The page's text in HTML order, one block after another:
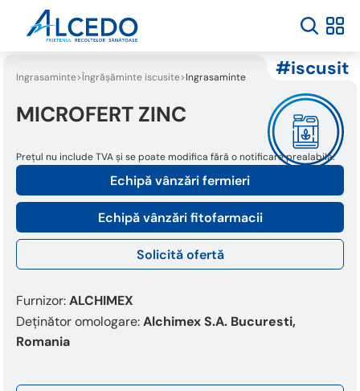
Welcome
One
screen
reader.
start
One
Accessibility
press
iscusit
Ingrasaminte Îngrășăminte iscusite Ingrasaminte foliare
MICROFERT ZINC
Echipă vânzări fermieri
Echipă vânzări fitofarmacii
Solicită ofertă
Prețul nu include TVA și se poate modifica fără o notificare prealabilă.
Furnizor:ALCHIMEX
Deținător omologare:Alchimex S.A. Bucuresti,
Romania